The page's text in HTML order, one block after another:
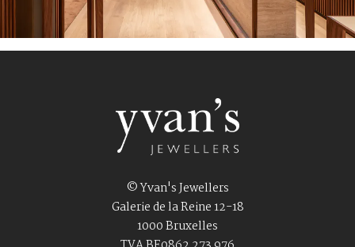
© Yvan's Jewellers
Galerie de la Reine 12-18
1000 Bruxelles